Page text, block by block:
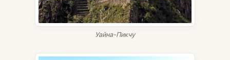
Уайна-Пикчу